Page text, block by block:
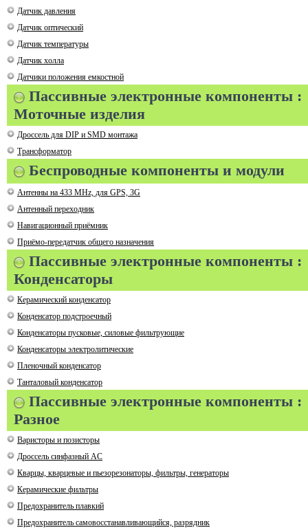
Датчик давления
Датчик оптический
Датчик температуры
Датчик холла
Датчики положения емкостной
Пассивные электронные компоненты :
Моточные изделия
Дроссель для DIP и SMD монтажа
Трансформатор
Беспроводные компоненты и модули
Антенны на 433 MHz, для GPS, 3G
Антенный переходник
Навигационный приёмник
Приёмо-передатчик общего назначения
Пассивные электронные компоненты :
Конденсаторы
Керамический конденсатор
Конденсатор подстроечный
Конденсаторы пусковые, силовые фильтрующие
Конденсаторы электролитические
Пленочный конденсатор
Танталовый конденсатор
Пассивные электронные компоненты :
Разное
Варисторы и позисторы
Дроссель синфазный AC
Кварцы, кварцевые и пьезорезонаторы, фильтры, генераторы
Керамические фильтры
Предохранитель плавкий
Предохранитель самовосстанавливающийся, разрядник